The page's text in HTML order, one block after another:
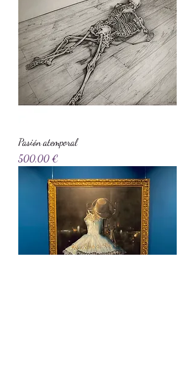
Pasión atemporal
Precio
500,00 €